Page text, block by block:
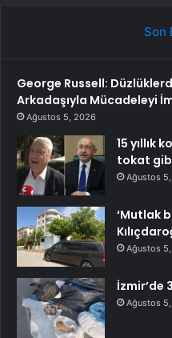
Son
George Russell:
Arkadaşıyla Mücadeleyi
Ağustos 5, 2026
15 yıllık
tokat
Ağustos
‘Mutlak
Ağustos
İzmir’de
Ağustos